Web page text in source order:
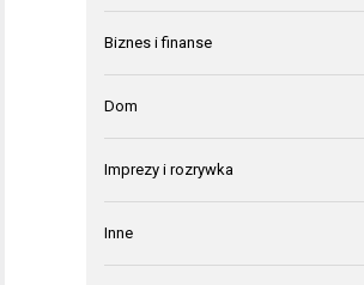
Biznes i finanse
Dom
Imprezy i rozrywka
Inne